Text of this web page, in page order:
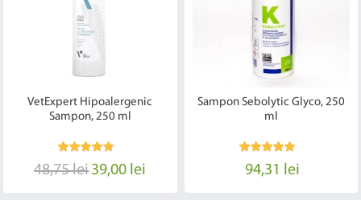
VetExpert Hipoalergenic
Sampon, 250 ml
48,75 lei39,00 lei
Sampon Sebolytic Glyco, 250
ml
94,31 lei